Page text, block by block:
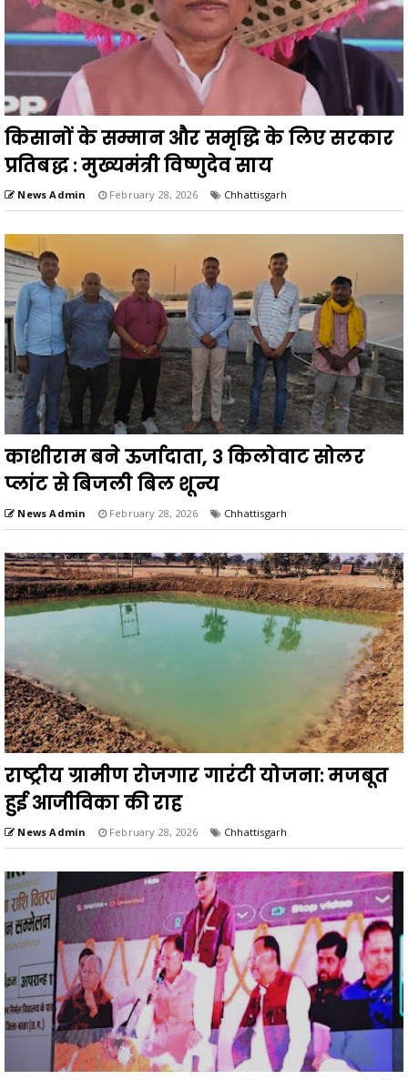
किसानों के सम्मान और समृद्धि के लिए सरकार
प्रतिबद्ध : मुख्यमंत्री विष्णुदेव साय
News Admin February 28, 2026 Chhattisgarh
काशीराम बने ऊर्जादाता, 3 किलोवाट सोलर
प्लांट से बिजली बिल शून्य
News Admin February 28, 2026 Chhattisgarh
राष्ट्रीय ग्रामीण रोजगार गारंटी योजना: मजबूत
हुई आजीविका की राह
News Admin February 28, 2026 Chhattisgarh